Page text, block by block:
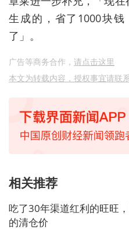
生成的，省了1000块
了」。
广告等商务合作， 请点击这里
本文为转载内容，授权事宜请联
相关推荐
吃了30年渠道红利的旺旺
的清仓价